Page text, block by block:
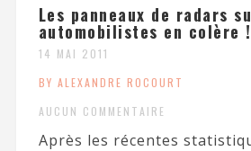
Les panneaux de radars
automobilistes en colère !
14 MAI 2011
BY ALEXANDRE ROCOURT
AUCUN COMMENTAIRE
Après les récentes